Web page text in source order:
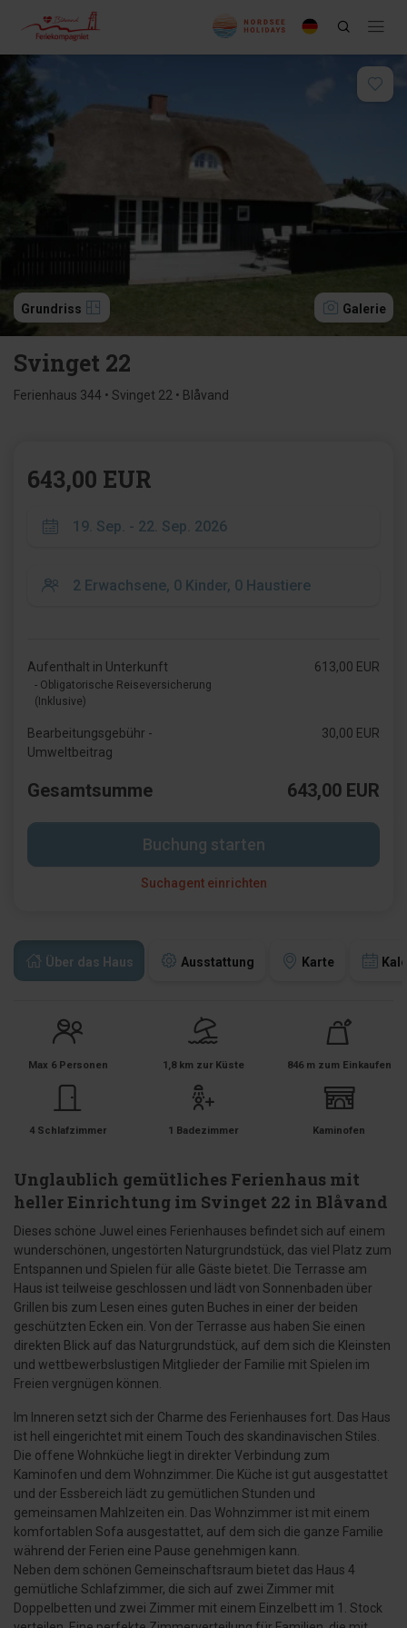
Grundriss Galerie
Svinget 22
Ferienhaus 344 • Svinget 22 • Blåvand
Über das Haus Ausstattung Karte
Max 6 Personen 1,8 km zur Küste 846 m zum Einkaufen
4 Schlafzimmer 1 Badezimmer Kaminofen
Unglaublich gemütliches Ferienhaus mit
heller Einrichtung im Svinget 22 in Blåvand
Dieses schöne Juwel eines Ferienhauses befindet sich auf einem
wunderschönen, ungestörten Naturgrundstück, das viel Platz zum
Entspannen und Spielen für alle Gäste bietet. Die Terrasse am
Haus ist teilweise geschlossen und lädt von Sonnenbaden über
Grillen bis zum Lesen eines guten Buches in einer der beiden
geschützten Ecken ein. Von der Terrasse aus haben Sie einen
direkten Blick auf das Naturgrundstück, auf dem sich die Kleinsten
und wettbewerbslustigen Mitglieder der Familie mit Spielen im
Freien vergnügen können.
Im Inneren setzt sich der Charme des Ferienhauses fort. Das Haus
ist hell eingerichtet mit einem Touch des skandinavischen Stiles.
Die offene Wohnküche liegt in direkter Verbindung zum
Kaminofen und dem Wohnzimmer. Die Küche ist gut ausgestattet
und der Essbereich lädt zu gemütlichen Stunden und
gemeinsamen Mahlzeiten ein. Das Wohnzimmer ist mit einem
komfortablen Sofa ausgestattet, auf dem sich die ganze Familie
während der Ferien eine Pause genehmigen kann.
Neben dem schönen Gemeinschaftsraum bietet das Haus 4
gemütliche Schlafzimmer, die sich auf zwei Zimmer mit
Doppelbetten und zwei Zimmer mit einem Einzelbett im 1. Stock
643,00 EUR
Aufenthalt in Unterkunft
- Obligatorische Reiseversicherung
(Inklusive)
613,00 EUR
Bearbeitungsgebühr -
Umweltbeitrag
30,00 EUR
Gesamtsumme 643,00 EUR
Buchung starten
Suchagent einrichten